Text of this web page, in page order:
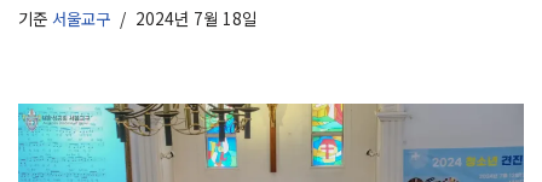
기준 서울교구 2024년 7월 18일